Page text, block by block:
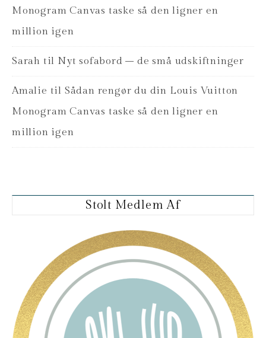
Monogram Canvas taske så den ligner en
million igen
Sarah til Nyt sofabord – de små udskiftninger
Amalie til Sådan rengør du din Louis Vuitton
Monogram Canvas taske så den ligner en
million igen
Stolt Medlem Af